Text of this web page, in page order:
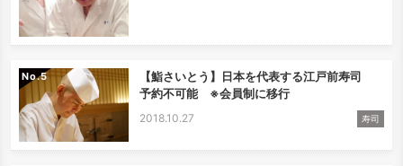
No.
【鮨さいとう】日本を代表する江戸前寿司
予約不可能 ※会員制に移行
2018.10.27 寿司